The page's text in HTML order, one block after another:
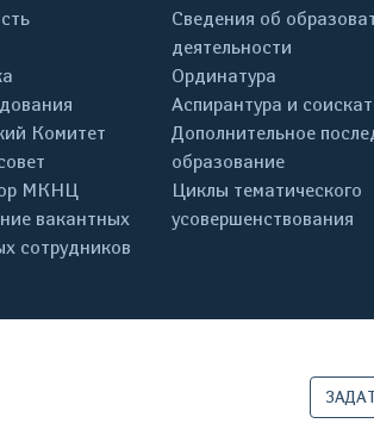
Комитет
МКНЦ
вакантных
сотрудников
Сведения об
деятельности
Ординатура
Аспирантура и
Дополнительное
образование
Циклы тематического
усовершенствования